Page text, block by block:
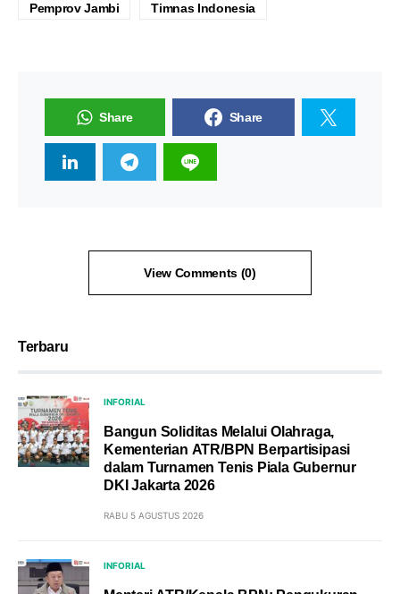
Pemprov Jambi Timnas Indonesia
Share Share
View Comments (0)
Terbaru
INFORIAL
Bangun Soliditas Melalui Olahraga,
Kementerian ATR/BPN Berpartisipasi
dalam Turnamen Tenis Piala Gubernur
DKI Jakarta 2026
RABU 5 AGUSTUS 2026
INFORIAL